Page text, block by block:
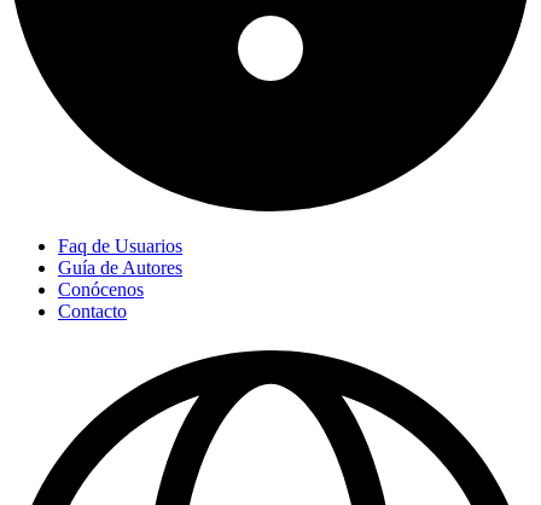
Faq de Usuarios
Guía de Autores
Conócenos
Contacto